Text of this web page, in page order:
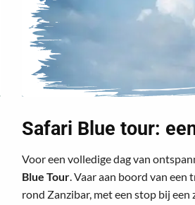
Safari Blue tour:
Voor een volledige dag van
Blue Tour . Vaar aan boord van
rond Zanzibar, met een stop bij